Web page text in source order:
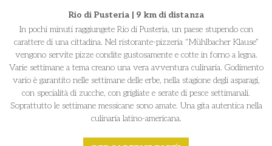
Rio di Pusteria | 9 km di distanza
In pochi minuti raggiungete Rio di Pusteria, un paese stupendo con
carattere di una cittadina. Nel ristorante-pizzeria “Mühlbacher Klause”
vengono servite pizze condite gustosamente e cotte in forno a legna.
Varie settimane a tema creano una vera avventura culinaria. Godimento
vario è garantito nelle settimane delle erbe, nella stagione degli asparagi,
con specialità di zucche, con grigliate e serate di pesce settimanali.
Soprattutto le settimane messicane sono amate. Una gita autentica nella
culinaria latino-americana.